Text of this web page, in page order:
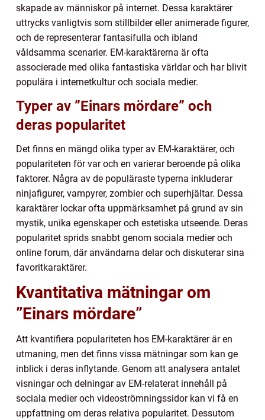
skapade av människor på internet. Dessa karaktärer
uttrycks vanligtvis som stillbilder eller animerade figurer,
och de representerar fantasifulla och ibland
våldsamma scenarier. EM-karaktärerna är ofta
associerade med olika fantastiska världar och har blivit
populära i internetkultur och sociala medier.
Typer av ”Einars mördare” och
deras popularitet
Det finns en mängd olika typer av EM-karaktärer, och
populariteten för var och en varierar beroende på olika
faktorer. Några av de populäraste typerna inkluderar
ninjafigurer, vampyrer, zombier och superhjältar. Dessa
karaktärer lockar ofta uppmärksamhet på grund av sin
mystik, unika egenskaper och estetiska utseende. Deras
popularitet sprids snabbt genom sociala medier och
online forum, där användarna delar och diskuterar sina
favoritkaraktärer.
Kvantitativa mätningar om
”Einars mördare”
Att kvantifiera populariteten hos EM-karaktärer är en
utmaning, men det finns vissa mätningar som kan ge
inblick i deras inflytande. Genom att analysera antalet
visningar och delningar av EM-relaterat innehåll på
sociala medier och videoströmningssidor kan vi få en
uppfattning om deras relativa popularitet. Dessutom